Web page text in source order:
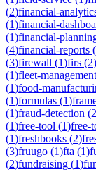
(2)financial-
(1)financial-
(1)financial-
(4)financial-reports (
(3)firewall (1)firs (2)
(1)fleet-management
(1)food-
(1)formulas (1)
(1)fraud-detection (2
(1)free-tool (1)free-
(1)freshbooks (2)
(3)fruugo (1)fta (1)
(2)fundraising (1)